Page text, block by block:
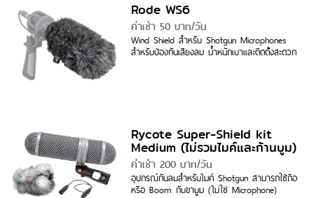
Rode WS6
ค่าเช่า 50 บาท/วัน
Wind Shield สำหรับ Shotgun Microphones
สำหรับป้องกันเสียงลม น้ำหนักเบาและติดตั้งสะดวก
Rycote Super-Shield kit
Medium (ไม่รวมไมค์และก้านบูม)
ค่าเช่า 200 บาท/วัน
อุปกรณ์กันลมสำหรับไมค์ Shotgun สามารถใช้ถือ
หรือ Boom กับขาบูม (ไม่ใช่ Microphone)